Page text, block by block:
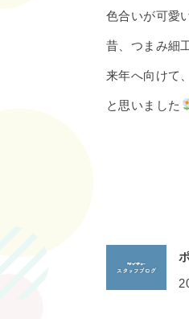
色合いが可愛
昔、つまみ細
来年へ向けて
と思いました